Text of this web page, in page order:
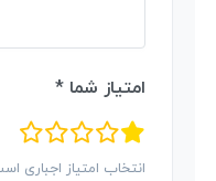
امتیاز شما *
انتخاب امتیاز اجباری